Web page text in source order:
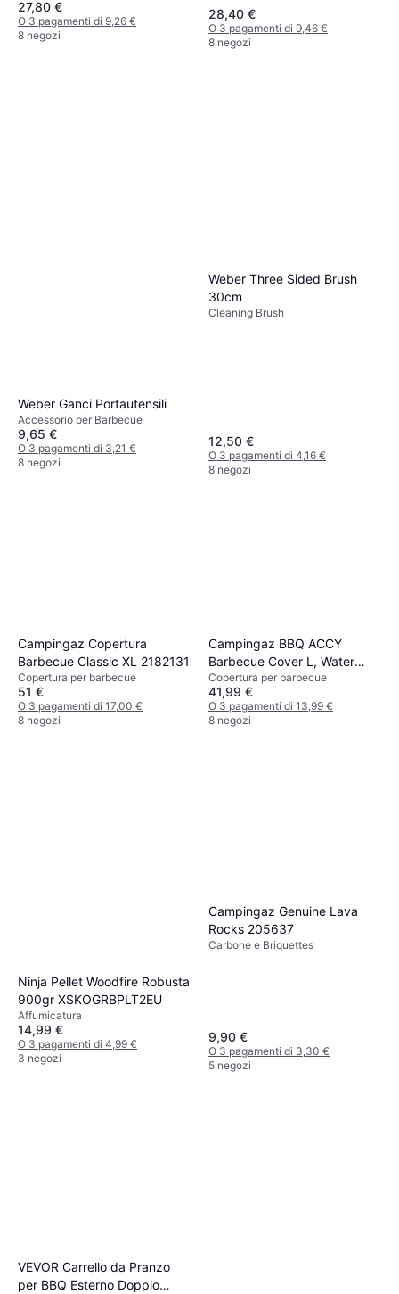
27,80 €
O 3 pagamenti di 9,26 €
8 negozi
28,40 €
O 3 pagamenti di 9,46 €
8 negozi
Weber Ganci Portautensili
Accessorio per Barbecue
9,65 €
O 3 pagamenti di 3,21 €
8 negozi
Weber Three Sided Brush
30cm
Cleaning Brush
12,50 €
O 3 pagamenti di 4,16 €
8 negozi
Campingaz Copertura
Barbecue Classic XL 2182131
Copertura per barbecue
51 €
O 3 pagamenti di 17,00 €
8 negozi
Campingaz BBQ ACCY
Barbecue Cover L, Water
Resistant, Cord Classic Sun
Protection
Copertura per barbecue
41,99 €
O 3 pagamenti di 13,99 €
8 negozi
Ninja Pellet Woodfire Robusta
900gr XSKOGRBPLT2EU
Affumicatura
14,99 €
O 3 pagamenti di 4,99 €
3 negozi
Campingaz Genuine Lava
Rocks 205637
Carbone e Briquettes
9,90 €
O 3 pagamenti di 3,30 €
5 negozi
VEVOR Carrello da Pranzo
per BBQ Esterno Doppio